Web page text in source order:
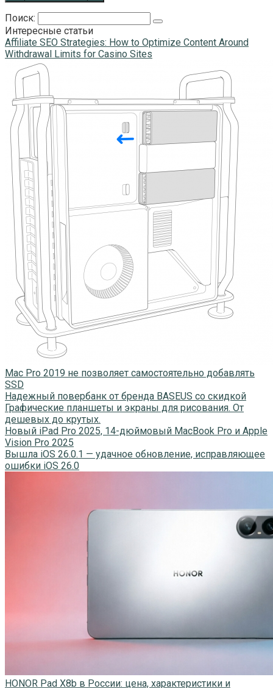
Поиск:
Интересные статьи
Affiliate SEO Strategies: How to Optimize Content Around
Withdrawal Limits for Casino Sites
Mac Pro 2019 не позволяет самостоятельно добавлять
SSD
Надежный повербанк от бренда BASEUS со скидкой
Графические планшеты и экраны для рисования. От
дешевых до крутых.
Новый iPad Pro 2025, 14-дюймовый MacBook Pro и Apple
Vision Pro 2025
Вышла iOS 26.0.1 — удачное обновление, исправляющее
ошибки iOS 26.0
HONOR Pad X8b в России: цена, характеристики и